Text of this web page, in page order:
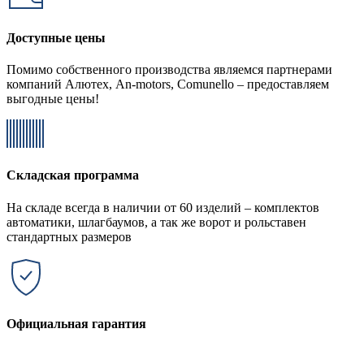
Доступные цены
Помимо собственного производства являемся партнерами
компаний Алютех, An-motors, Comunello – предоставляем
выгодные цены!
Складская программа
На складе всегда в наличии от 60 изделий – комплектов
автоматики, шлагбаумов, а так же ворот и рольставен
стандартных размеров
Официальная гарантия